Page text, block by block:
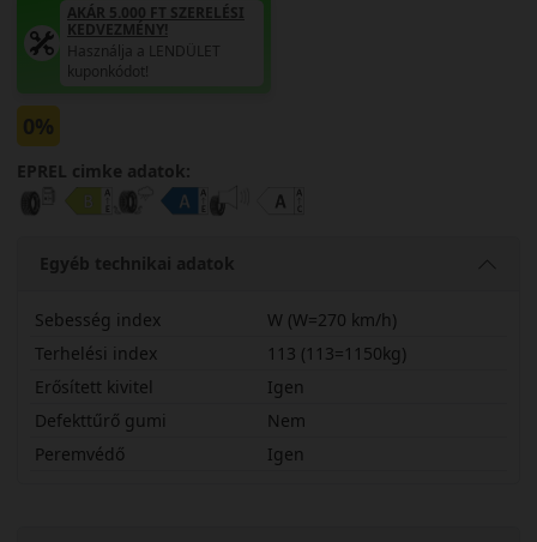
AKÁR 5.000 FT SZERELÉSI
KEDVEZMÉNY!
Használja a LENDÜLET
kuponkódot!
0%
EPREL cimke adatok:
Egyéb technikai adatok
Sebesség index
W (W=270 km/h)
Terhelési index
113 (113=1150kg)
Erősített kivitel
Igen
Defekttűrő gumi
Nem
Peremvédő
Igen